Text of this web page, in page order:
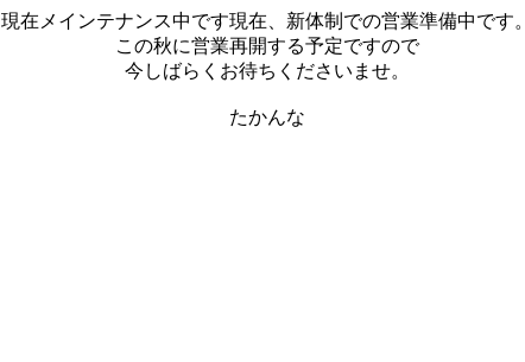
現在メインテナンス中です現在、新体制での営業準備中です。
この秋に営業再開する予定ですので
今しばらくお待ちくださいませ。
たかんな